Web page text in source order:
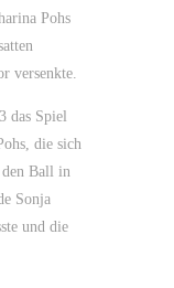
Pohs
versenkte.
das Spiel
die sich
den Ball in
Sonja
und die